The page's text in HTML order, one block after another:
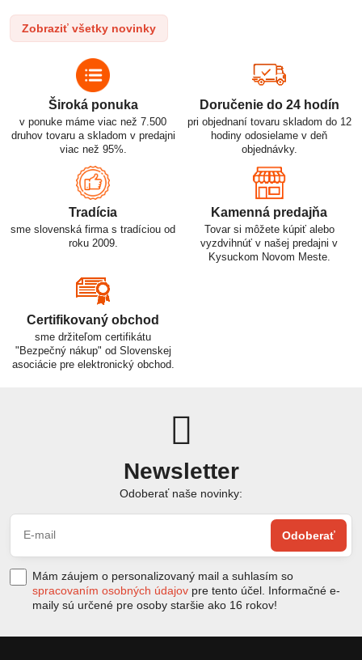
správneho používania je kľúčom k ich efektívnemu a bezpečnému
využitiu.
Zobraziť všetky novinky
Široká ponuka
v ponuke máme viac než 7.500
druhov tovaru a skladom v predajni
viac než 95%.
Doručenie do 24 hodín
pri objednaní tovaru skladom do 12
hodiny odosielame v deň
objednávky.
Tradícia
sme slovenská firma s tradíciou od
roku 2009.
Kamenná predajňa
Tovar si môžete kúpiť alebo
vyzdvihnúť v našej predajni v
Kysuckom Novom Meste.
Certifikovaný obchod
sme držiteľom certifikátu
"Bezpečný nákup" od Slovenskej
asociácie pre elektronický obchod.
Newsletter
Odoberať naše novinky:
Odoberať
Mám záujem o personalizovaný mail a suhlasím so
spracovaním osobných údajov pre tento účel. Informačné e-
maily sú určené pre osoby staršie ako 16 rokov!